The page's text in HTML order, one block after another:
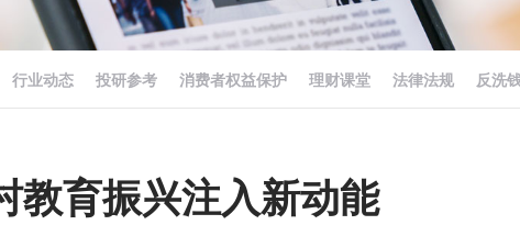
行业动态 投研参考 消费者权益保护 理财课堂 法律法规 反洗
教育振兴注入新动能